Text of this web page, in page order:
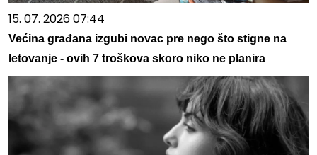
15. 07. 2026 07:44
Većina građana izgubi novac pre nego što stigne na
letovanje - ovih 7 troškova skoro niko ne planira